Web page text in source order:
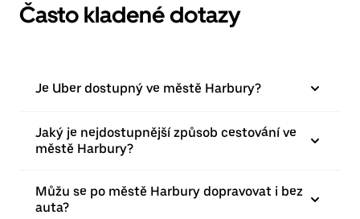
Často kladené dotazy
Je Uber dostupný ve městě Harbury?
Jaký je nejdostupnější způsob cestování ve
městě Harbury?
Můžu se po městě Harbury dopravovat i bez
auta?